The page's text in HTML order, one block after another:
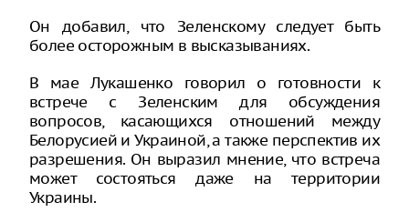
Он добавил, что Зеленскому следует быть
более осторожным в высказываниях.
В мае Лукашенко говорил о готовности к
встрече с Зеленским для обсуждения
вопросов, касающихся отношений между
Белорусией и Украиной, а также перспектив их
разрешения. Он выразил мнение, что встреча
может состояться даже на территории
Украины.